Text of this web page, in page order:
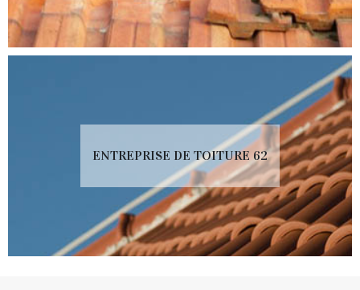
ENTREPRISE DE TOITURE 62